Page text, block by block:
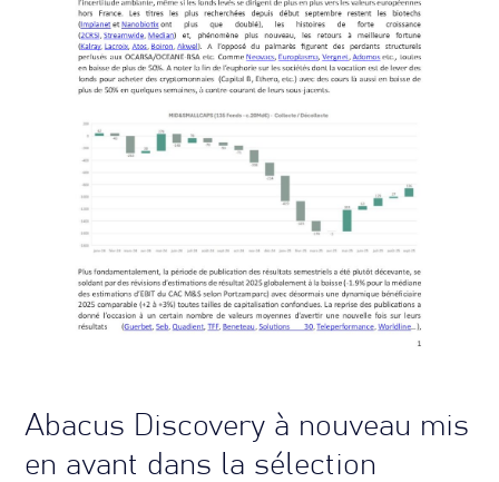
Abacus Discovery à nouveau mis
en avant dans la sélection